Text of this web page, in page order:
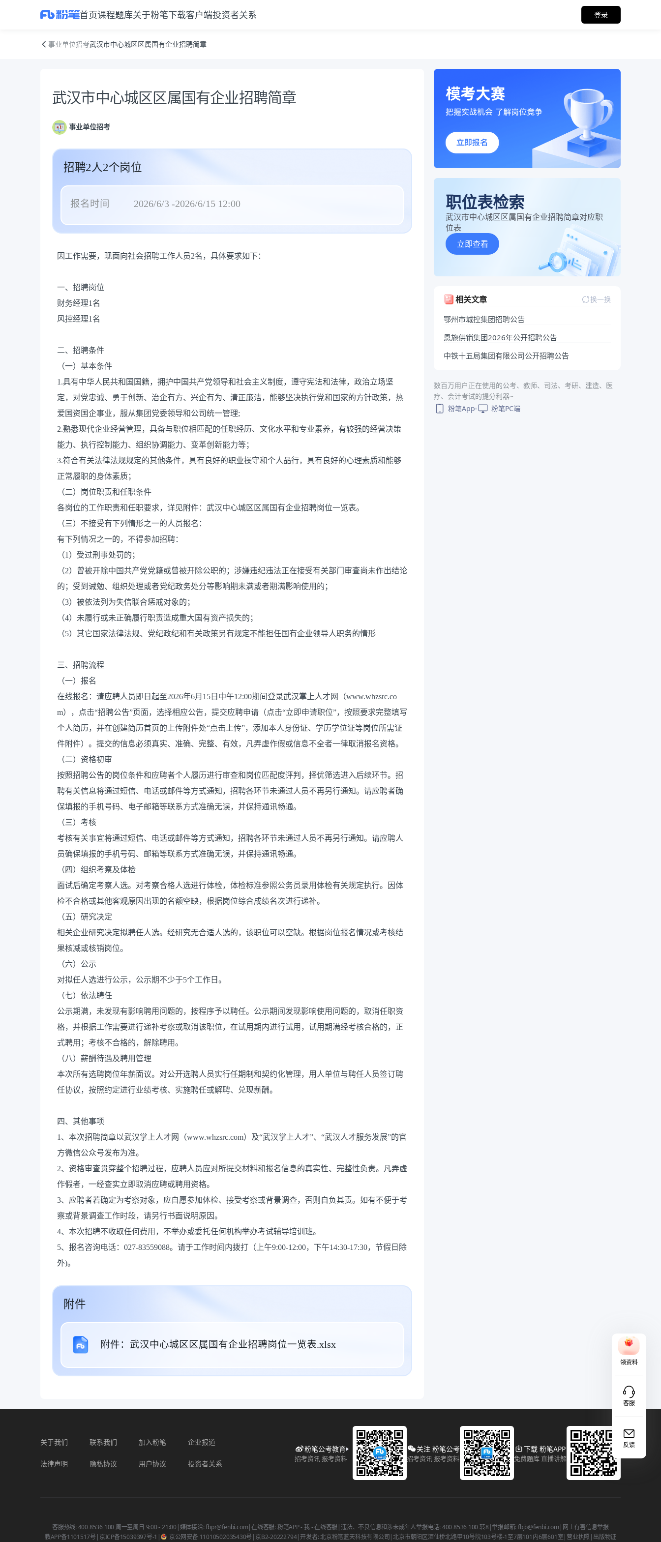
首页课程题库关于粉笔下载客户端投资者关系 登录
事业单位招考武汉市中心城区区属国有企业招聘简章
公告正文
武汉市中心城区区属国有企业招聘简章
事业单位招考
招聘2人2个岗位
报名时间 2026/6/3 -2026/6/15 12:00
因工作需要，现面向社会招聘工作人员2名，具体要求如下：
一、招聘岗位
财务经理1名
风控经理1名
二、招聘条件
（一）基本条件
1.具有中华人民共和国国籍，拥护中国共产党领导和社会主义制度，遵守宪法和法律，政治立场坚
定，对党忠诚、勇于创新、治企有方、兴企有为、清正廉洁，能够坚决执行党和国家的方针政策，热
爱国资国企事业，服从集团党委领导和公司统一管理;
2.熟悉现代企业经营管理，具备与职位相匹配的任职经历、文化水平和专业素养，有较强的经营决策
能力、执行控制能力、组织协调能力、变革创新能力等；
3.符合有关法律法规规定的其他条件，具有良好的职业操守和个人品行，具有良好的心理素质和能够
正常履职的身体素质；
（二）岗位职责和任职条件
各岗位的工作职责和任职要求，详见附件：武汉中心城区区属国有企业招聘岗位一览表。
（三）不接受有下列情形之一的人员报名：
有下列情况之一的，不得参加招聘：
（1）受过刑事处罚的；
（2）曾被开除中国共产党党籍或曾被开除公职的；涉嫌违纪违法正在接受有关部门审查尚未作出结论
的；受到诫勉、组织处理或者党纪政务处分等影响期未满或者期满影响使用的；
（3）被依法列为失信联合惩戒对象的；
（4）未履行或未正确履行职责造成重大国有资产损失的；
（5）其它国家法律法规、党纪政纪和有关政策另有规定不能担任国有企业领导人职务的情形
三、招聘流程
（一）报名
在线报名：请应聘人员即日起至2026年6月15日中午12:00期间登录武汉掌上人才网（www.whzsrc.co
m），点击“招聘公告”页面，选择相应公告，提交应聘申请（点击“立即申请职位”，按照要求完整填写
个人简历，并在创建简历首页的上传附件处“点击上传”，添加本人身份证、学历学位证等岗位所需证
件附件）。提交的信息必须真实、准确、完整、有效，凡弄虚作假或信息不全者一律取消报名资格。
（二）资格初审
按照招聘公告的岗位条件和应聘者个人履历进行审查和岗位匹配度评判，择优筛选进入后续环节。招
聘有关信息将通过短信、电话或邮件等方式通知，招聘各环节未通过人员不再另行通知。请应聘者确
保填报的手机号码、电子邮箱等联系方式准确无误，并保持通讯畅通。
（三）考核
考核有关事宜将通过短信、电话或邮件等方式通知，招聘各环节未通过人员不再另行通知。请应聘人
员确保填报的手机号码、邮箱等联系方式准确无误，并保持通讯畅通。
（四）组织考察及体检
面试后确定考察人选。对考察合格人选进行体检，体检标准参照公务员录用体检有关规定执行。因体
检不合格或其他客观原因出现的名额空缺，根据岗位综合成绩名次进行递补。
（五）研究决定
相关企业研究决定拟聘任人选。经研究无合适人选的，该职位可以空缺。根据岗位报名情况或考核结
果核减或核销岗位。
（六）公示
对拟任人选进行公示，公示期不少于5个工作日。
（七）依法聘任
公示期满，未发现有影响聘用问题的，按程序予以聘任。公示期间发现影响使用问题的，取消任职资
格，并根据工作需要进行递补考察或取消该职位，在试用期内进行试用，试用期满经考核合格的，正
式聘用；考核不合格的，解除聘用。
（八）薪酬待遇及聘用管理
本次所有选聘岗位年薪面议。对公开选聘人员实行任期制和契约化管理，用人单位与聘任人员签订聘
任协议，按照约定进行业绩考核、实施聘任或解聘、兑现薪酬。
四、其他事项
1、本次招聘简章以武汉掌上人才网（www.whzsrc.com）及“武汉掌上人才”、“武汉人才服务发展”的官
方微信公众号发布为准。
2、资格审查贯穿整个招聘过程，应聘人员应对所提交材料和报名信息的真实性、完整性负责。凡弄虚
作假者，一经查实立即取消应聘或聘用资格。
3、应聘者若确定为考察对象，应自愿参加体检、接受考察或背景调查，否则自负其责。如有不便于考
察或背景调查工作时段，请另行书面说明原因。
4、本次招聘不收取任何费用，不举办或委托任何机构举办考试辅导培训班。
5、报名咨询电话：027-83559088。请于工作时间内拨打（上午9:00-12:00，下午14:30-17:30，节假日除
外)。
附件
附件：武汉中心城区区属国有企业招聘岗位一览表.xlsx
职位表检索
武汉市中心城区区属国有企业招聘简章对应职
位表
立即查看
相关文章 换一换
鄂州市城控集团招聘公告
恩施供销集团2026年公开招聘公告
中铁十五局集团有限公司公开招聘公告
数百万用户正在使用的公考、教师、司法、考研、建造、医
疗、会计考试的提分利器~
粉笔App
粉笔PC端
领资料
客服
反馈
关于我们 联系我们 加入粉笔 企业报道
法律声明 隐私协议 用户协议 投资者关系
粉笔公考教育
招考资讯 报考资料
关注 粉笔公考
招考资讯 报考资料
下载 粉笔APP
免费题库 直播讲解
客服热线: 400 8536 100 周一至周日 9:00 - 21:00 |媒体接洽: fbpr@fenbi.com|在线客服: 粉笔APP - 我 - 在线客服 |违法、不良信息和涉未成年人举报电话: 400 8536 100 转8 |举报邮箱: fbjb@fenbi.com | 网上有害信息举报
教APP备1101517号 | 京ICP备15039397号-1 | 京公网安备 11010502035430号 | 京B2-20222794|开发者: 北京粉笔蓝天科技有限公司|北京市朝阳区酒仙桥北路甲10号院103号楼-1至7层101内6层601室| 营业执照 | 出版物证